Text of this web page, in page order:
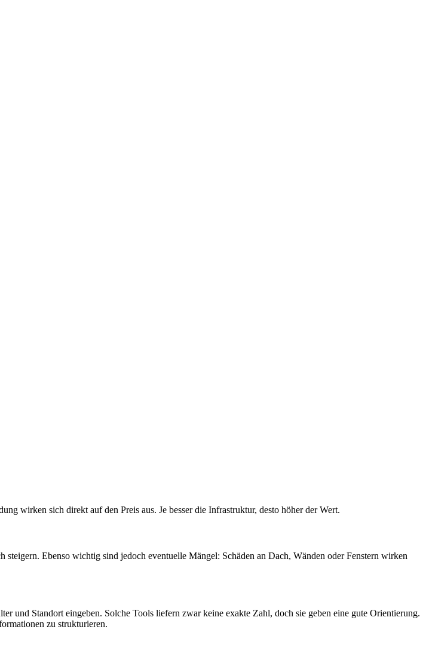
wirken sich direkt auf den Preis aus. Je besser die Infrastruktur, desto höher der Wert.
Ebenso wichtig sind jedoch eventuelle Mängel: Schäden an Dach, Wänden oder Fenstern wirken
und Standort eingeben. Solche Tools liefern zwar keine exakte Zahl, doch sie geben eine gute Orientierung.
zu strukturieren.